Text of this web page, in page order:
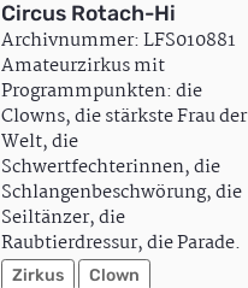
Circus Rotach-Hi
Archivnummer: LFS010881
Amateurzirkus mit
Programmpunkten: die
Clowns, die stärkste Frau der
Welt, die
Schwertfechterinnen, die
Schlangenbeschwörung, die
Seiltänzer, die
Raubtierdressur, die Parade.
Zirkus
Clown